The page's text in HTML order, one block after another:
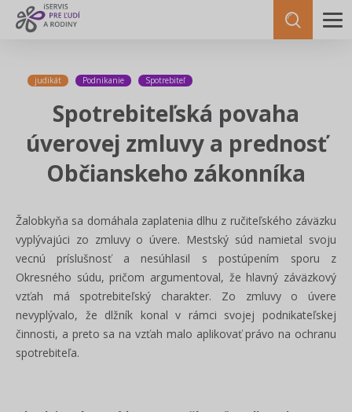
judikát Podnikanie Spotrebiteľ
Spotrebiteľská povaha
úverovej zmluvy a prednosť
Občianskeho zákonníka
Žalobkyňa sa domáhala zaplatenia dlhu z ručiteľského záväzku
vyplývajúci zo zmluvy o úvere. Mestský súd namietal svoju
vecnú príslušnosť a nesúhlasil s postúpením sporu z
Okresného súdu, pričom argumentoval, že hlavný záväzkový
vzťah má spotrebiteľský charakter. Zo zmluvy o úvere
nevyplývalo, že dlžník konal v rámci svojej podnikateľskej
činnosti, a preto sa na vzťah malo aplikovať právo na ochranu
spotrebiteľa.